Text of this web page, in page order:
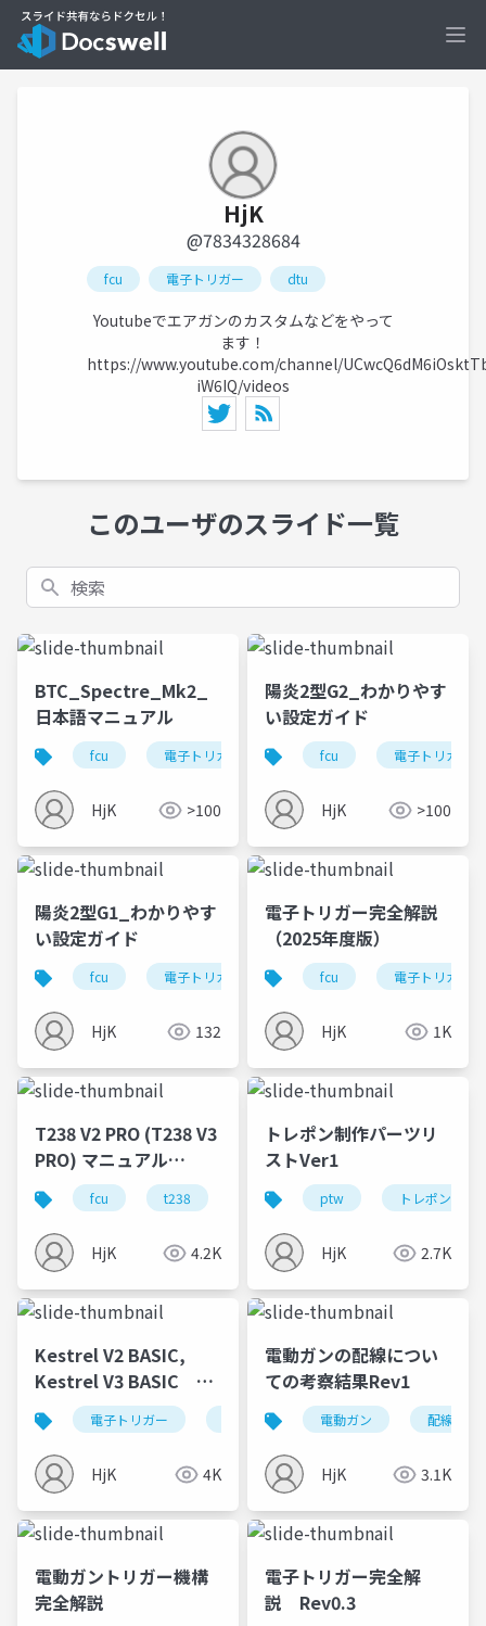
HjK
@7834328684
fcu 電子トリガー dtu
Youtubeでエアガンのカスタムなどをやって
ます！
https://www.youtube.com/channel/
iW6IQ/videos
このユーザのスライド一覧
検索
BTC_Spectre_Mk2_
日本語マニュアル
fcu 電子トリガー dtu
HjK >100
陽炎2型G2_わかりやす
い設定ガイド
fcu 電子トリガー
HjK >100
陽炎2型G1_わかりやす
い設定ガイド
fcu 電子トリガー dtu airsoft
HjK 132
電子トリガー完全解説
（2025年度版）
fcu 電子トリガー
HjK 1K
T238 V2 PRO (T238 V3
PRO) マニュアル
2024.11.18_日本語版
fcu t238 airsoft
HjK 4.2K
トレポン制作パーツリ
ストVer1
ptw トレポン
HjK 2.7K
Kestrel V2 BASIC,
Kestrel V3 BASIC 設
定方法説明書
電子トリガー fcu airsoft
HjK 4K
電動ガンの配線につい
ての考察結果Rev1
電動ガン 配線
HjK 3.1K
電動ガントリガー機構
完全解説
電子トリガー完全解
説 Rev0.3